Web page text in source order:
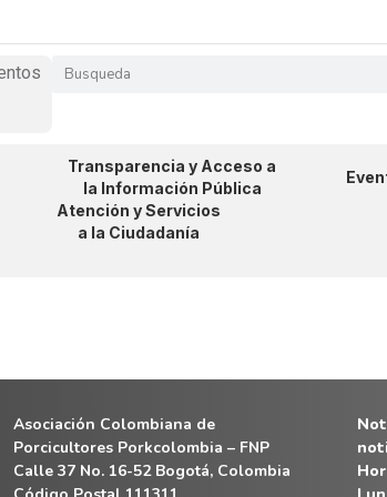
Transparencia y Acceso a
la Información Pública
Atención y Servicios
a la Ciudadanía
Asociación Colombiana de
Porcicultores Porkcolombia – FNP
Calle 37 No. 16-52 Bogotá, Colombia